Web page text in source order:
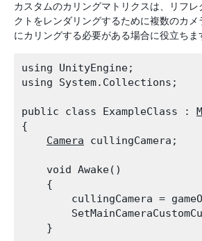
カスタムのカリングマトリクスは、リフレ
クトをレンダリングするために複数のカメ
にカリングする必要がある場合に役立ちま
using UnityEngine;
using System.Collections;
public class ExampleClass :
{
Camera cullingCamera;
    void Awake()
    {
cullingCamera =
    }